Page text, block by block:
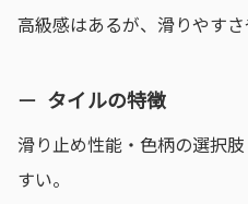
高級感はあるが、滑りやす
タイルの特徴
滑り止め性能・色柄の選択
すい。